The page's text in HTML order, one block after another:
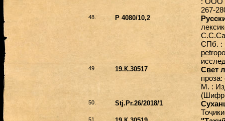
267-
48. Р 4080/10,2
СПб. :
49. 19.К.30517
Свет
М. :
(Шифр
50. Stj.Pr.26/2018/1
51.